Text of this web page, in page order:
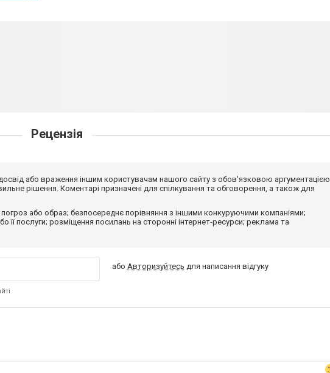
Рецензія
або враження іншим користувачам нашого сайту з обов'язковою аргументацією
рішення. Коментарі призначені для спілкування та обговорення, а також для
або образ; безпосереднє порівняння з іншими конкуруючими компаніями;
її послуги; розміщення посилань на сторонні інтернет-ресурси; реклама та
або Авторизуйтесь для написання відгуку